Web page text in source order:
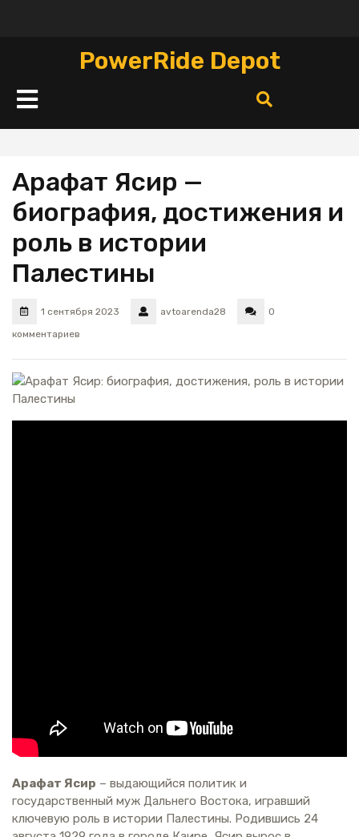
PowerRide Depot
Кнопка
Открыть
Арафат Ясир —
биография, достижения и
роль в истории
Палестины
1 сентября 2023 avtoarenda28
0
комментариев
Арафат Ясир – выдающийся политик и
государственный муж Дальнего Востока, игравший
ключевую роль в истории Палестины. Родившись 24